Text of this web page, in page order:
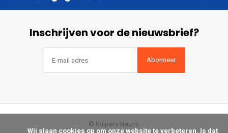
Inschrijven voor de nieuwsbrief?
Abonneer
© Kuipers Nautic